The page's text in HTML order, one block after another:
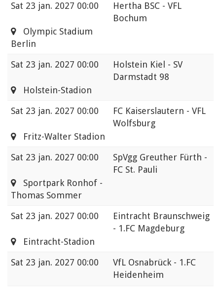
Sat 23 jan. 2027 00:00
Hertha BSC - VFL
Bochum
Olympic Stadium
Berlin
Sat 23 jan. 2027 00:00
Holstein Kiel - SV
Darmstadt 98
Holstein-Stadion
Sat 23 jan. 2027 00:00
FC Kaiserslautern - VFL
Wolfsburg
Fritz-Walter Stadion
Sat 23 jan. 2027 00:00
SpVgg Greuther Fürth -
FC St. Pauli
Sportpark Ronhof -
Thomas Sommer
Sat 23 jan. 2027 00:00
Eintracht Braunschweig
- 1.FC Magdeburg
Eintracht-Stadion
Sat 23 jan. 2027 00:00
VfL Osnabrück - 1.FC
Heidenheim